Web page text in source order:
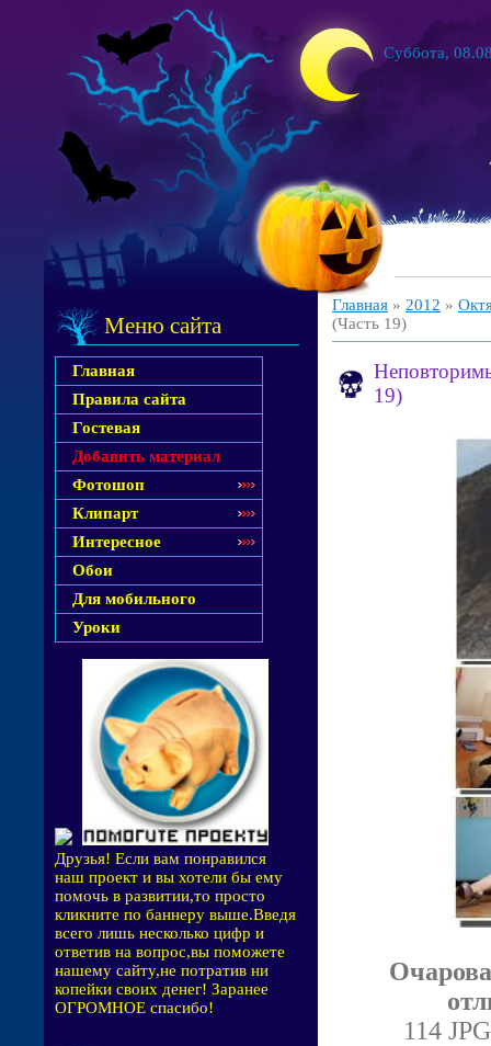
Суббота,
Меню сайта
Главная
Правила сайта
Гостевая
Добавить материал
Фотошоп
Клипарт
Интересное
Обои
Для мобильного
Уроки
Друзья! Если вам понравился
наш проект и вы хотели бы ему
помочь в развитии,то просто
кликните по баннеру выше.Введя
всего лишь несколько цифр и
ответив на вопрос,вы поможете
нашему сайту,не потратив ни
копейки своих денег! Заранее
ОГРОМНОЕ спасибо!
Главная » 2012 »
(Часть 19)
19)
114